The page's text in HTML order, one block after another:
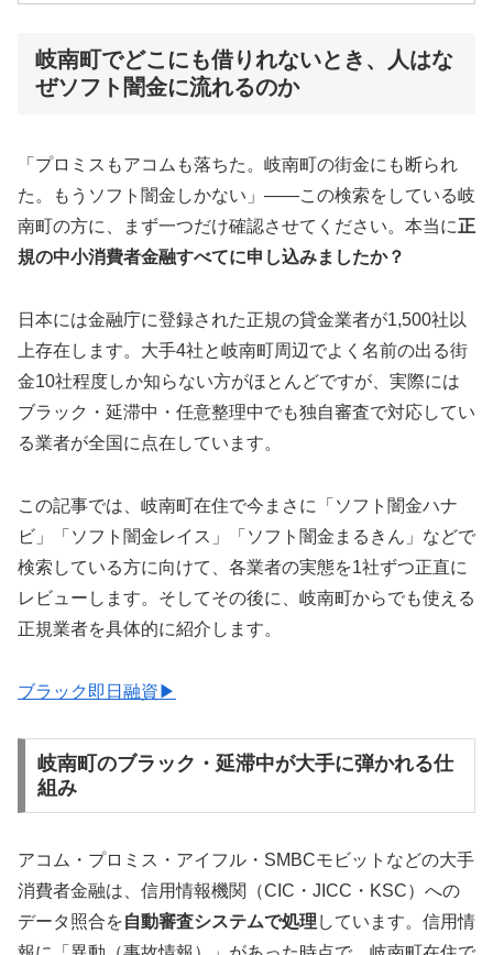
岐南町でどこにも借りれないとき、人はな
ぜソフト闇金に流れるのか
「プロミスもアコムも落ちた。岐南町の街金にも断られ
た。もうソフト闇金しかない」——この検索をしている岐
南町の方に、まず一つだけ確認させてください。本当に正
規の中小消費者金融すべてに申し込みましたか？
日本には金融庁に登録された正規の貸金業者が1,500社以
上存在します。大手4社と岐南町周辺でよく名前の出る街
金10社程度しか知らない方がほとんどですが、実際には
ブラック・延滞中・任意整理中でも独自審査で対応してい
る業者が全国に点在しています。
この記事では、岐南町在住で今まさに「ソフト闇金ハナ
ビ」「ソフト闇金レイス」「ソフト闇金まるきん」などで
検索している方に向けて、各業者の実態を1社ずつ正直に
レビューします。そしてその後に、岐南町からでも使える
正規業者を具体的に紹介します。
ブラック即日融資▶
岐南町のブラック・延滞中が大手に弾かれる仕
組み
アコム・プロミス・アイフル・SMBCモビットなどの大手
消費者金融は、信用情報機関（CIC・JICC・KSC）への
データ照合を自動審査システムで処理 しています。信用情